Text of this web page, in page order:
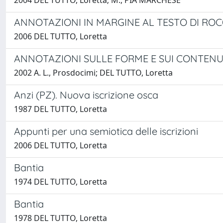
ANNOTAZIONI IN MARGINE AL TESTO DI
2006 DEL TUTTO, Loretta
ANNOTAZIONI SULLE FORME E SUI
2002 A. L., Prosdocimi; DEL TUTTO, Loretta
Anzi (PZ). Nuova iscrizione osca
1987 DEL TUTTO, Loretta
Appunti per una semiotica delle iscrizioni
2006 DEL TUTTO, Loretta
Bantia
1974 DEL TUTTO, Loretta
Bantia
1978 DEL TUTTO, Loretta